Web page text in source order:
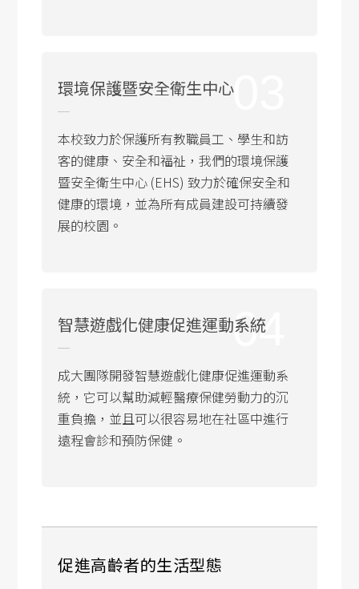
03
環境保護暨安全衛生中心
本校致力於保護所有教職員工、學生和訪
客的健康、安全和福祉，我們的環境保護
暨安全衛生中心 (EHS) 致力於確保安全和
健康的環境，並為所有成員建設可持續發
展的校園。
04
智慧遊戲化健康促進運動系統
成大團隊開發智慧遊戲化健康促進運動系
統，它可以幫助減輕醫療保健勞動力的沉
重負擔，並且可以很容易地在社區中進行
遠程會診和預防保健。
促進高齡者的生活型態